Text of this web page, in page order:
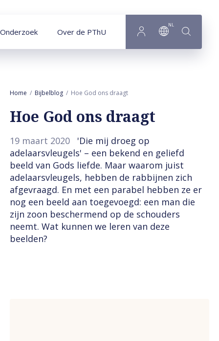
Onderzoek Over de PThU
NL
Home Bijbelblog Hoe God ons draagt
Hoe God ons draagt
19 maart 2020
'Die mij droeg op
adelaarsvleugels' – een bekend en geliefd
beeld van Gods liefde. Maar waarom juist
adelaarsvleugels, hebben de rabbijnen zich
afgevraagd. En met een parabel hebben ze er
nog een beeld aan toegevoegd: een man die
zijn zoon beschermend op de schouders
neemt. Wat kunnen we leren van deze
beelden?